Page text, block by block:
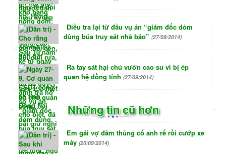
Điều tra lại từ đầu vụ án “giám đốc dỏm
dùng búa truy sát nhà báo” (27/09/2014)
Ra tay sát hại chủ vườn cao su vì bị ép
quan hệ đồng tính (27/09/2014)
Những tin cũ hơn
Em gái vợ đâm thủng cổ anh rể rồi cướp xe
máy (20/09/2014)